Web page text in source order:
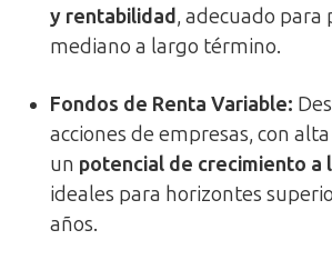
y rentabilidad, adecuado para
mediano a largo término.
Fondos de Renta Variable:
acciones de empresas, con
un potencial de crecimiento a
ideales para horizontes
años.